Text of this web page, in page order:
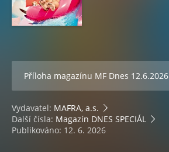
Příloha magazínu MF Dnes 12.6.2026
Vydavatel: MAFRA, a.s.
Další čísla: Magazín DNES SPECIÁL
Publikováno: 12. 6. 2026